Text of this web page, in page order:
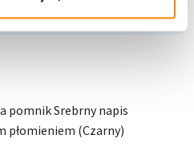
B2B
pomnik Srebrny napis
płomieniem (Czarny)